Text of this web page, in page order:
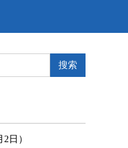
搜索
日）